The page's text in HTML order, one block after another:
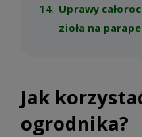
Uprawy
zioła na
Jak
ogrodnika?